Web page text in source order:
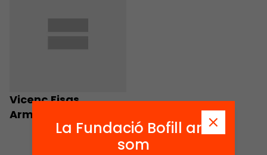
Vicenç Fisas
Armengol
La Fundació Bofill ara
som